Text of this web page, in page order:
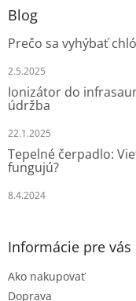
Blog
Prečo sa vyhýbať
2.5.2025
Ionizátor do
údržba
22.1.2025
Tepelné čerpadlo:
fungujú?
8.4.2024
Informácie pre vás
Ako nakupovať
Doprava